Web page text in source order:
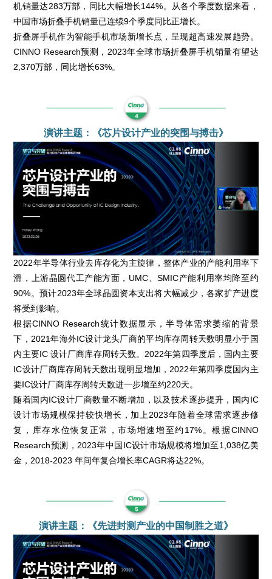
机销量达283万部，同比大幅增长144%。从各个季度数据来看，
中国市场折叠手机销量已连续9个季度同比正增长。
折叠屏手机作为智能手机市场新增长点，呈现超高速发展趋势。
CINNO Research预测，2023年全球市场折叠屏手机销量有望达
2,370万部，同比增长63%。
演讲主题：《芯片设计产业的突围与搏击》
2022年半导体行业去库存化为主旋律，整体产业的产能利用率下
滑，上游晶圆代工产能方面，UMC、SMIC产能利用率均降至约
90%。预计2023年全球晶圆资本支出将大幅减少，各家扩产进度
将受到影响。
根据CINNO Research统计数据显示，半导体需求萎缩的背景
下，2021年海外IC设计龙头厂商的平均库存周转天数明显小于国
内主要IC 设计厂商库存周转天数。2022年第四季度后，国内主要
IC设计厂商库存周转天数出现明显增加，2022年第四季度国内主
要IC设计厂商库存周转天数进一步增至约220天。
随着国内IC设计厂商数量不断增加，以及技术逐步提升，国内IC
设计市场规模保持较快增长，加上2023年随着全球需求逐步修
复，库存水位恢复正常，市场增速增至约17%。根据CINNO
Research预测，2023年中国IC设计市场规模将增加至1,038亿美
金，2018-2023 年间年复合增长率CAGR将达22%。
演讲主题：《先进封测产业的中国制胜之道》